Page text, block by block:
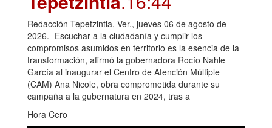
Redacción Tepetzintla, Ver., jueves 06 de agosto de
2026.- Escuchar a la ciudadanía y cumplir los
compromisos asumidos en territorio es la esencia de la
transformación, afirmó la gobernadora Rocío Nahle
García al inaugurar el Centro de Atención Múltiple
(CAM) Ana Nicole, obra comprometida durante su
campaña a la gubernatura en 2024, tras a
Hora Cero